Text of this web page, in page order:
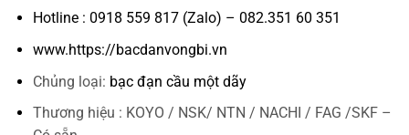
Hotline : 0918 559 817 (Zalo) – 082.351 60 351
www.https://bacdanvongbi.vn
Chủng loại: bạc đạn cầu một dãy
Thương hiệu : KOYO / NSK/ NTN / NACHI / FAG /SKF –